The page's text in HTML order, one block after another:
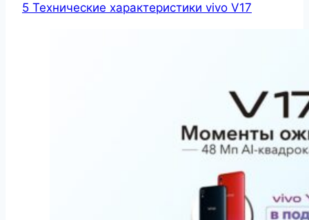
5 Технические характеристики vivo V17